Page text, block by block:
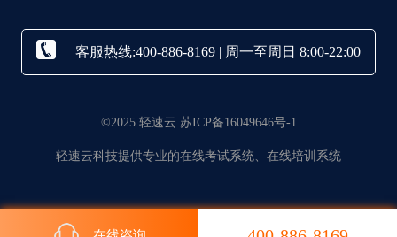
客服热线:400-886-8169 | 周一至周日 8:00-22:00
©2025 轻速云 苏ICP备16049646号-1
轻速云科技提供专业的在线考试系统、在线培训系统